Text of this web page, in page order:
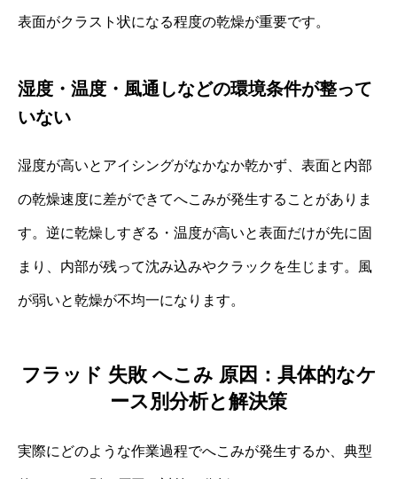
表面がクラスト状になる程度の乾燥が重要です。
湿度・温度・風通しなどの環境条件が整って
いない
湿度が高いとアイシングがなかなか乾かず、表面と内部
の乾燥速度に差ができてへこみが発生することがありま
す。逆に乾燥しすぎる・温度が高いと表面だけが先に固
まり、内部が残って沈み込みやクラックを生じます。風
が弱いと乾燥が不均一になります。
フラッド 失敗 へこみ 原因：具体的なケ
ース別分析と解決策
実際にどのような作業過程でへこみが発生するか、典型